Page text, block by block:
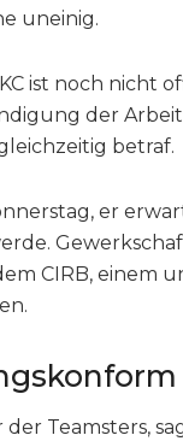
uneinig.
ist noch nicht
der
betraf.
er
CIRB, einem
Teamsters,